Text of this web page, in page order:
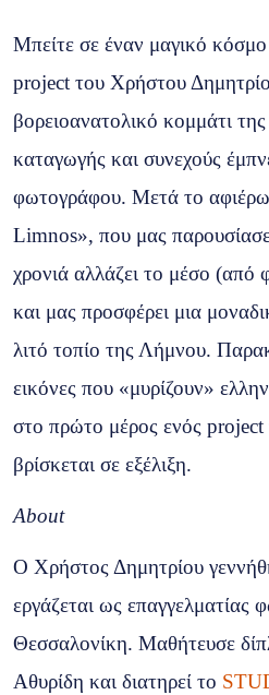
Μπείτε σε έναν μαγικό
project του Χρήστου
βορειοανατολικό κομμάτι
καταγωγής και συνεχούς
φωτογράφου. Μετά το
Limnos», που μας
χρονιά αλλάζει το μέσο (από
και μας προσφέρει μια
λιτό τοπίο της Λήμνου.
εικόνες που «μυρίζουν»
στο πρώτο μέρος ενός project
βρίσκεται σε εξέλιξη.
Αbout
O Xρήστος Δημητρίου
εργάζεται ως επαγγελματίας
Θεσσαλονίκη. Μαθήτευσε
Αθυρίδη και διατηρεί το